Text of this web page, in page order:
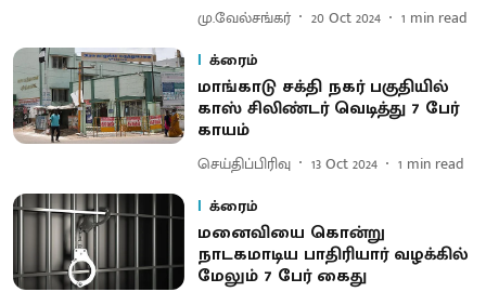
மு.வேல்சங்கர் 20 Oct 2024 1 min read
க்ரைம்
மாங்காடு சக்தி நகர் பகுதியில்
காஸ் சிலிண்டர் வெடித்து 7 பேர்
காயம்
செய்திப்பிரிவு 13 Oct 2024 1 min read
க்ரைம்
மனைவியை கொன்று
நாடகமாடிய பாதிரியார் வழக்கில்
மேலும் 7 பேர் கைது